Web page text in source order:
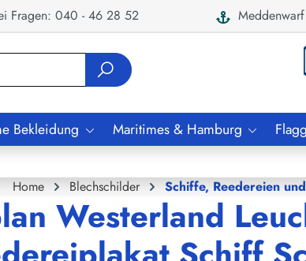
Fragen: 040 - 46 28 52
Bekleidung Maritimes & Hamburg
Home Blechschilder Schiffe, Reedereien
Westerland